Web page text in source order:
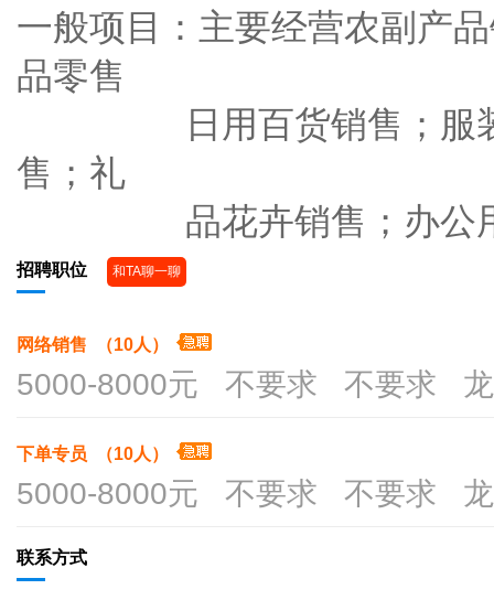
一般项目：主要经营农副产
品零售
日用百货销售；服装服
售；礼
品花卉销售；办公用
招聘职位 和TA聊一聊
网络销售 （10人）
5000-8000元 不要求 不要求 龙
下单专员 （10人）
5000-8000元 不要求 不要求 龙
联系方式